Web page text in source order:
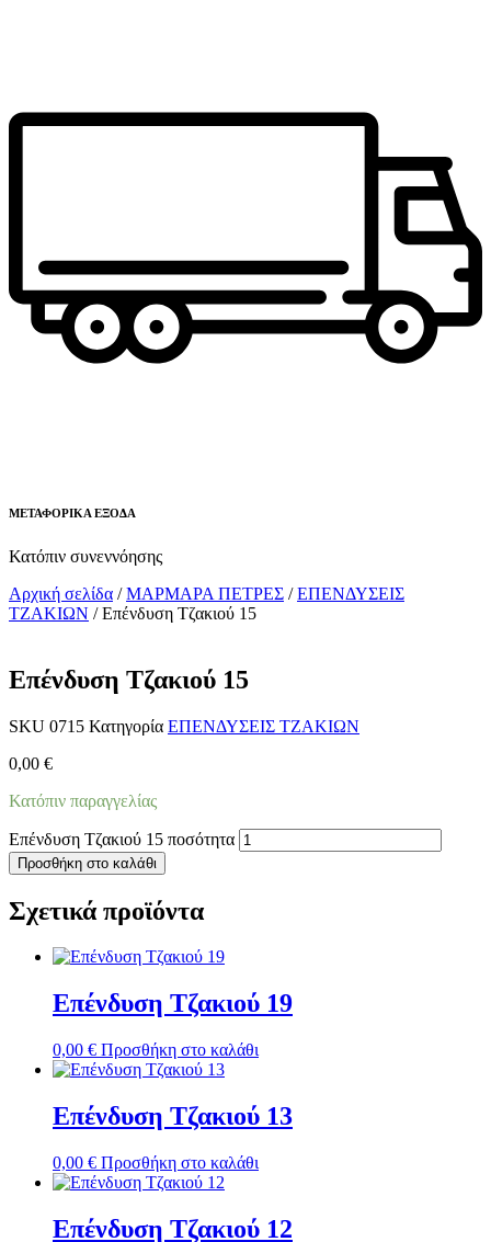
ΜΕΤΑΦΟΡΙΚΑ ΕΞΟΔΑ
Κατόπιν συνεννόησης
Αρχική σελίδα /ΜΑΡΜΑΡΑ ΠΕΤΡΕΣ /ΕΠΕΝΔΥΣΕΙΣ
ΤΖΑΚΙΩΝ / Επένδυση Τζακιού 15
Επένδυση Τζακιού 15
SKU 0715 Κατηγορία ΕΠΕΝΔΥΣΕΙΣ ΤΖΑΚΙΩΝ
0,00 €
Κατόπιν παραγγελίας
Επένδυση Τζακιού 15 ποσότητα
Προσθήκη στο καλάθι
Σχετικά προϊόντα
Επένδυση Τζακιού 19
0,00 € Προσθήκη στο καλάθι
Επένδυση Τζακιού 13
0,00 € Προσθήκη στο καλάθι
Επένδυση Τζακιού 12